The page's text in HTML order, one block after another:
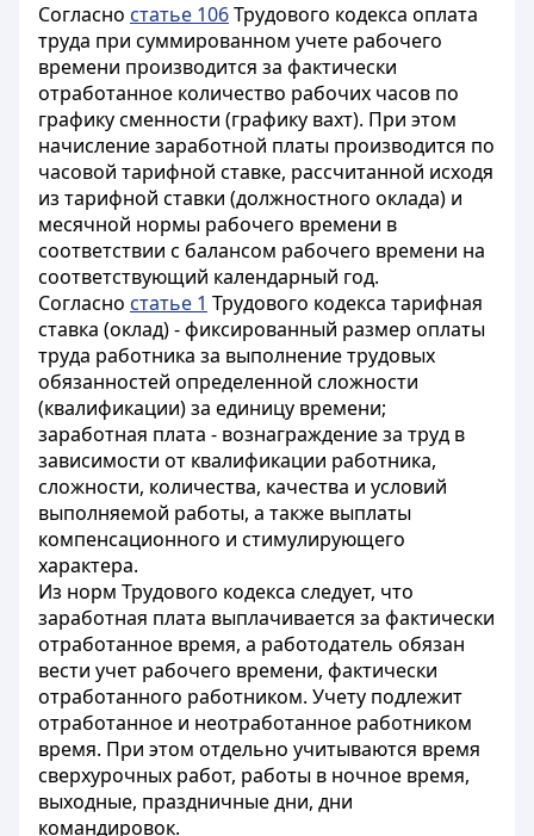
Согласно статье 106Трудового кодекса оплата
труда при суммированном учете рабочего
времени производится за фактически
отработанное количество рабочих часов по
графику сменности (графику вахт). При этом
начисление заработной платы производится по
часовой тарифной ставке, рассчитанной исходя
из тарифной ставки (должностного оклада) и
месячной нормы рабочего времени в
соответствии с балансом рабочего времени на
соответствующий календарный год.
Согласно статье 1 Трудового кодекса тарифная
ставка (оклад) - фиксированный размер оплаты
труда работника за выполнение трудовых
обязанностей определенной сложности
(квалификации) за единицу времени;
заработная плата - вознаграждение за труд в
зависимости от квалификации работника,
сложности, количества, качества и условий
выполняемой работы, а также выплаты
компенсационного и стимулирующего
характера.
Из норм Трудового кодекса следует, что
заработная плата выплачивается за фактически
отработанное время, а работодатель обязан
вести учет рабочего времени, фактически
отработанного работником. Учету подлежит
отработанное и неотработанное работником
время. При этом отдельно учитываются время
сверхурочных работ, работы в ночное время,
выходные, праздничные дни, дни
командировок.